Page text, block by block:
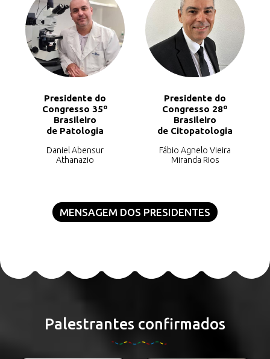
Presidente do
Congresso 35º
Brasileiro
de Patologia
Daniel Abensur
Athanazio
Presidente do
Congresso 28º
Brasileiro
de Citopatologia
Fábio Agnelo Vieira
Miranda Rios
MENSAGEM DOS PRESIDENTES
Palestrantes confirmados